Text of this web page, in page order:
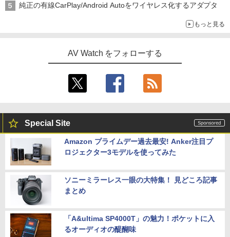
純正の有線CarPlay/Android Autoをワイヤレス化するアダプタ
もっと見る
AV Watch をフォローする
Special Site
Amazon プライムデー過去最安! Anker注目プ
ロジェクター3モデルを使ってみた
ソニーミラーレス一眼の大特集！ 見どころ記事
まとめ
「A&ultima SP4000T」の魅力！ポケットに入
るオーディオの醍醐味